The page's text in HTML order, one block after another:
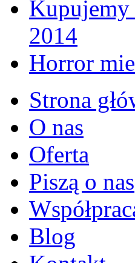
Kupujemy
2014
Horror
Strona
O nas
Oferta
Piszą o nas
Blog